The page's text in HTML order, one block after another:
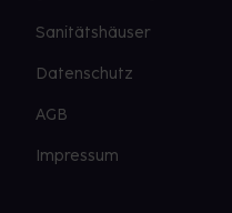
Sanitätshäuser
Datenschutz
AGB
Impressum